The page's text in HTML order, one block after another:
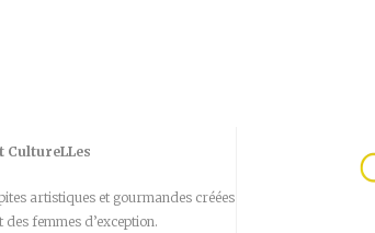
CultureLLes
artistiques et gourmandes créées
femmes d’exception.